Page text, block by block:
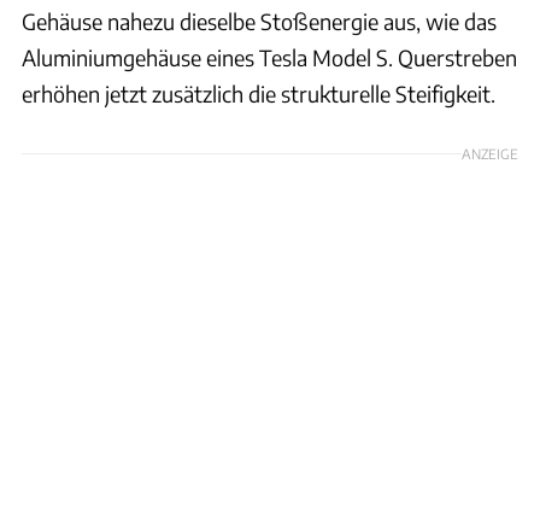
Gehäuse nahezu dieselbe Stoßenergie aus, wie das
Aluminiumgehäuse eines Tesla Model S. Querstreben
erhöhen jetzt zusätzlich die strukturelle Steifigkeit.
ANZEIGE